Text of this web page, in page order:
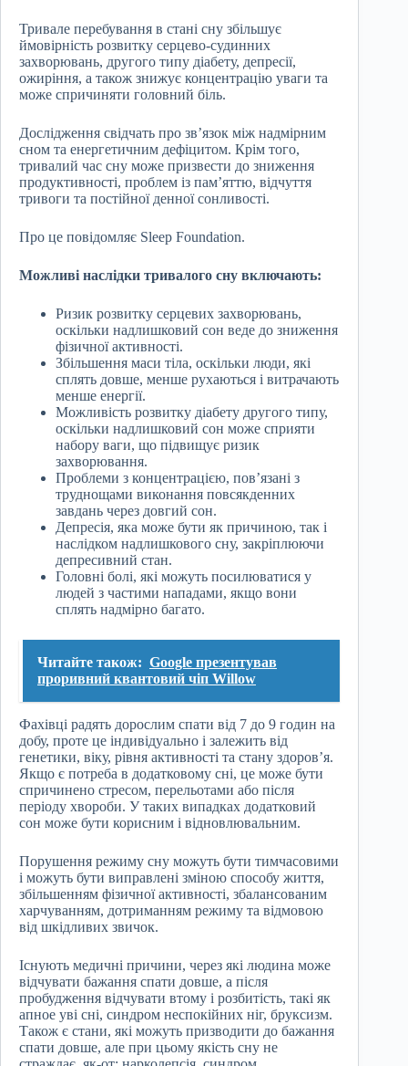
Тривале перебування в стані сну збільшує
ймовірність розвитку серцево-судинних
захворювань, другого типу діабету, депресії,
ожиріння, а також знижує концентрацію уваги та
може спричиняти головний біль.
Дослідження свідчать про зв’язок між надмірним
сном та енергетичним дефіцитом. Крім того,
тривалий час сну може призвести до зниження
продуктивності, проблем із пам’яттю, відчуття
тривоги та постійної денної сонливості.
Про це повідомляє Sleep Foundation.
Можливі наслідки тривалого сну включають:
Ризик розвитку серцевих захворювань,
оскільки надлишковий сон веде до зниження
фізичної активності.
Збільшення маси тіла, оскільки люди, які
сплять довше, менше рухаються і витрачають
менше енергії.
Можливість розвитку діабету другого типу,
оскільки надлишковий сон може сприяти
набору ваги, що підвищує ризик
захворювання.
Проблеми з концентрацією, пов’язані з
труднощами виконання повсякденних
завдань через довгий сон.
Депресія, яка може бути як причиною, так і
наслідком надлишкового сну, закріплюючи
депресивний стан.
Головні болі, які можуть посилюватися у
людей з частими нападами, якщо вони
сплять надмірно багато.
Читайте також: Google презентував
проривний квантовий чіп Willow
Фахівці радять дорослим спати від 7 до 9 годин на
добу, проте це індивідуально і залежить від
генетики, віку, рівня активності та стану здоров’я.
Якщо є потреба в додатковому сні, це може бути
спричинено стресом, перельотами або після
періоду хвороби. У таких випадках додатковий
сон може бути корисним і відновлювальним.
Порушення режиму сну можуть бути тимчасовими
і можуть бути виправлені зміною способу життя,
збільшенням фізичної активності, збалансованим
харчуванням, дотриманням режиму та відмовою
від шкідливих звичок.
Існують медичні причини, через які людина може
відчувати бажання спати довше, а після
пробудження відчувати втому і розбитість, такі як
апное уві сні, синдром неспокійних ніг, бруксизм.
Також є стани, які можуть призводити до бажання
спати довше, але при цьому якість сну не